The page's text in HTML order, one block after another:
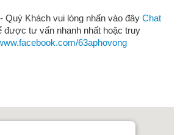
Quý Khách vui lòng nhấn vào đây Chat
được tư vấn nhanh nhất hoặc truy
63aphovong